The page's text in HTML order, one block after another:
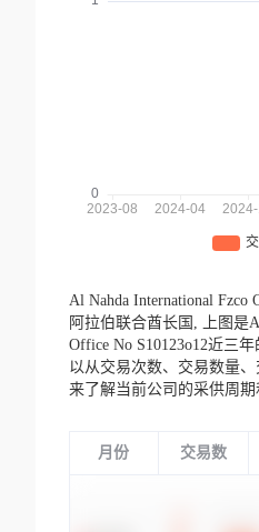
Al Nahda International Fzco
阿拉伯联合酋长国,
上图是
Office No S10123o12近三
以从交易次数、交易数量
来了解当前公司的采供周期
月份 交易数